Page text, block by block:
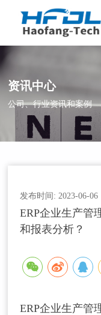
资讯中心
公司、行业资讯和案例
发布时间: 2023-06-06
ERP企业生产管
和报表分析？
ERP企业生产管